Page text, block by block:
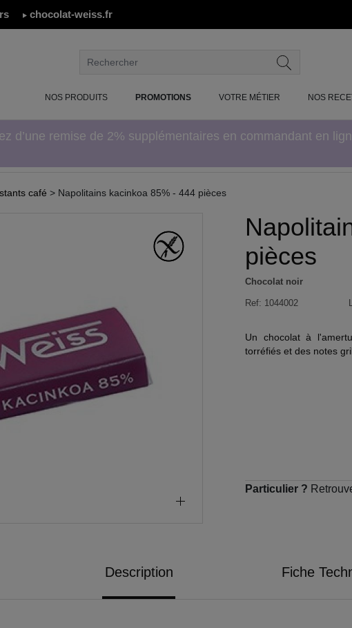
chocolat-weiss.fr
NOS PRODUITS PROMOTIONS VOTRE MÉTIER NOS
d’une remise de 2% supplémentaires en commandant en
café > Napolitains kacinkoa 85% - 444 pièces
pièces
Chocolat noir
Ref: 1044002
Un chocolat à
torréfiés et des notes
Particulier ?
Description Fiche